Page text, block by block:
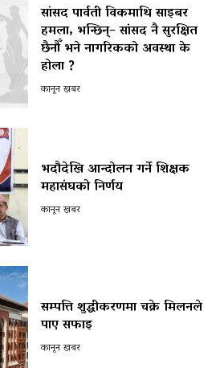
सांसद पार्वती विकमाथि साइबर
हमला, भन्छिन्– सांसद नै सुरक्षित
छैनौँ भने नागरिकको अवस्था के
होला ?
कानून खबर
भदौदेखि आन्दोलन गर्ने शिक्षक
महासंघको निर्णय
कानून खबर
सम्पत्ति शुद्धीकरणमा चक्रे मिलनले
पाए सफाइ
कानून खबर